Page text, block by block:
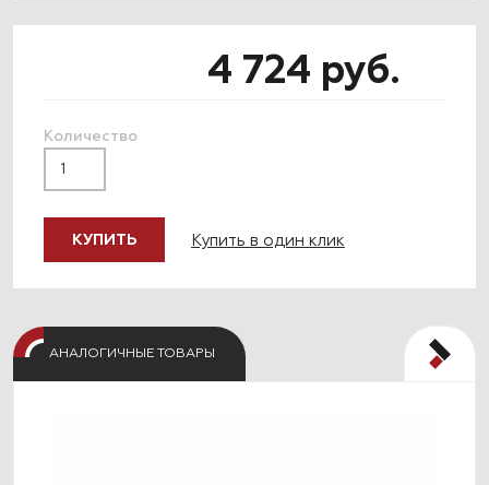
4 724 руб.
Количество
КУПИТЬ Купить в один клик
АНАЛОГИЧНЫЕ ТОВАРЫ